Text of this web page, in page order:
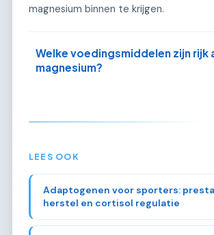
magnesium binnen te krijgen.
Welke voedingsmiddelen zijn rijk
magnesium?
LEES OOK
Adaptogenen voor sporters:
herstel en cortisol regulatie